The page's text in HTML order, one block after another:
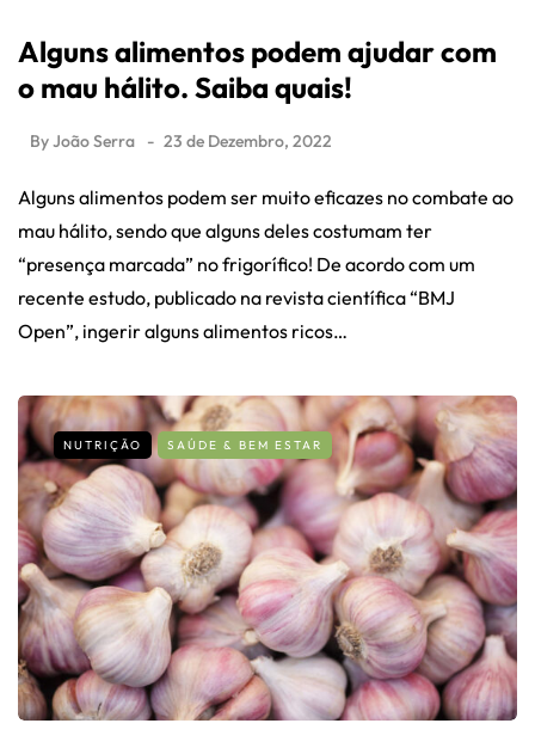
Alguns alimentos podem ajudar com
o mau hálito. Saiba quais!
ByJoão Serra 23 de Dezembro, 2022
Alguns alimentos podem ser muito eficazes no combate ao
mau hálito, sendo que alguns deles costumam ter
“presença marcada” no frigorífico! De acordo com um
recente estudo, publicado na revista científica “BMJ
Open”, ingerir alguns alimentos ricos…
NUTRIÇÃO SAÚDE & BEM ESTAR